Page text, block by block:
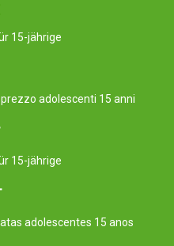
15-jährige
adolescenti 15 anni
15-jährige
adolescentes 15 anos